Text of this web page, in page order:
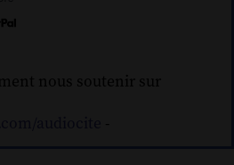
nous soutenir sur
-